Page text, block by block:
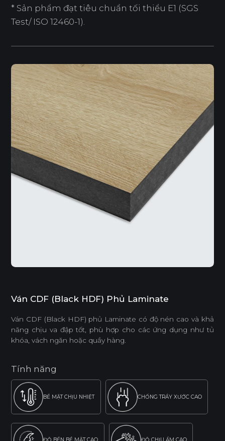
* Sản phẩm đạt tiêu chuẩn tối thiểu E1 (SGS
Test/ ISO 12460-1).
Ván CDF (Black HDF) Phủ Laminate
Ván CDF (Black HDF) phủ Laminate có độ nén cao và khả
năng chịu va đập tốt, phù hợp cho các ứng dụng như tủ
khóa, vách ngăn hoặc quầy hàng.
Tính năng
BỀ MẶT CHỊU NHIỆT CHỐNG TRẦY XƯỚC CAO
ĐỘ BỀN BỀ MẶT CAO ĐỘ CHỊU ẨM CAO